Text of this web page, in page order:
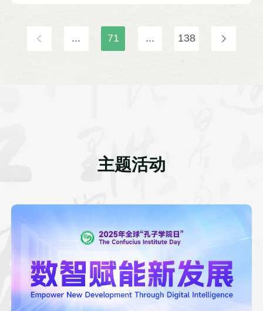
图书，并设置专栏，展出塔吉克语、英语、俄语
等《论语》多语种版图书。塔吉克斯坦文化部出
版司司长拉赫莫纳利·谢拉利为孔院颁发荣誉证
... 71 ... 138
主题活动